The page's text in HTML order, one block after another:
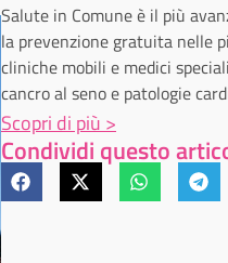
Salute in Comune è il più
la prevenzione gratuita nelle
cliniche mobili e medici
cancro al seno e patologie
Scopri di più >
Condividi questo